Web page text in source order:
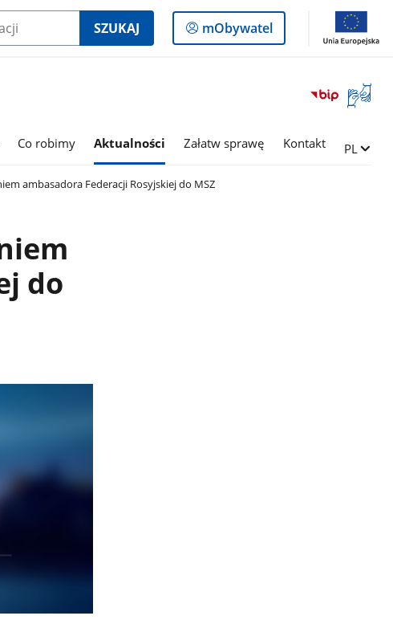
SZUKAJ
Logowanie
do
mObywatel
Otwórz
okno
języka
Co robimy Aktualności Załatw sprawę Kontakt Zmień
PL
ambasadora Federacji Rosyjskiej do MSZ
do